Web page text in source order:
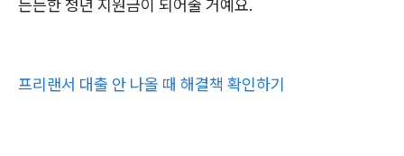
든든한 청년 지원금이 되어줄 거예요.
프리랜서 대출 안 나올 때 해결책 확인하기